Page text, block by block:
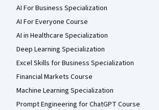
AI For Business Specialization
AI For Everyone Course
AI in Healthcare Specialization
Deep Learning Specialization
Excel Skills for Business Specialization
Financial Markets Course
Machine Learning Specialization
Prompt Engineering for ChatGPT Course